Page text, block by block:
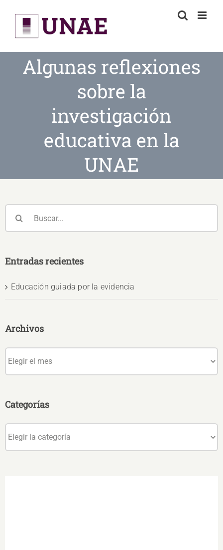
content
Algunas reflexiones
sobre la
investigación
educativa en la
UNAE
Entradas recientes
Educación guiada por la evidencia
Archivos
Categorías